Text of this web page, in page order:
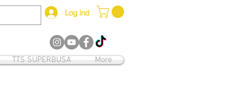
Log ind
TTS SUPERBUSA More